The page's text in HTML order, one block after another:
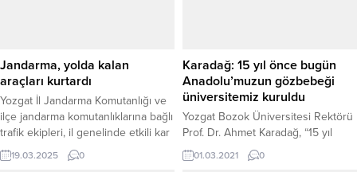
Edinilen bilgiye göre, Yozgat polisi,
uyuşturucu suçlarını önlemeye
yönelik yaptıkları koordineli
çalışmalarda...
Jandarma, yolda kalan
araçları kurtardı
Yozgat İl Jandarma Komutanlığı ve
ilçe jandarma komutanlıklarına bağlı
trafik ekipleri, il genelinde etkili kar
yağışı nedeniyle yolda mahsur
kalan vatandaşlara yardım eli uzattı.
19.03.2025 0
Karadağ: 15 yıl önce bugün
Anadolu’muzun gözbebeği
üniversitemiz kuruldu
Yozgat Bozok Üniversitesi Rektörü
Prof. Dr. Ahmet Karadağ, “15 yıl
önce 1 Mart günü bir umudu
yeşertmek, geleceğe güvenle
01.03.2021 0